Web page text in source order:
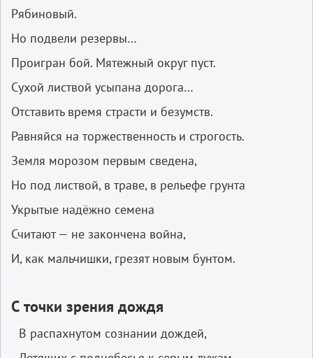
Рябиновый.
Но подвели резервы…
Проигран бой. Мятежный округ пуст.
Сухой листвой усыпана дорога…
Отставить время страсти и безумств.
Равняйся на торжественность и строгость.
Земля морозом первым сведена,
Но под листвой, в траве, в рельефе грунта
Укрытые надёжно семена
Считают — не закончена война,
И, как мальчишки, грезят новым бунтом.
С точки зрения дождя
В распахнутом сознании дождей,